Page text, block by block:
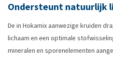
Ondersteunt natuurlijk
De in Hokamix aanwezige kruiden
lichaam en een optimale
mineralen en sporenelementen